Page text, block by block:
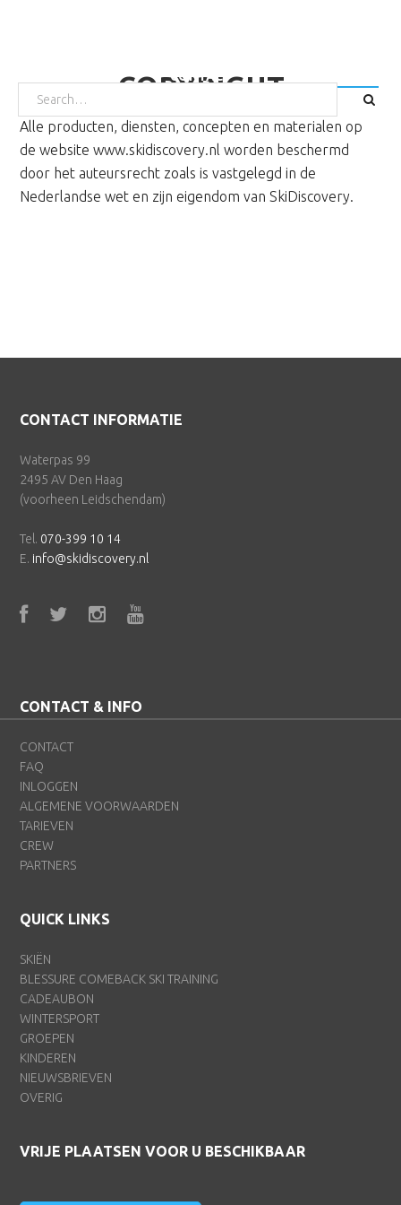
hoofd
inhoud
voettekst
CONTACT
SEARCH
FOR:
COPYRIGHT
Alle producten, diensten, concepten en materialen op
de website www.skidiscovery.nl worden beschermd
door het auteursrecht zoals is vastgelegd in de
Nederlandse wet en zijn eigendom van SkiDiscovery.
Footer
CONTACT INFORMATIE
Waterpas 99
2495 AV Den Haag
(voorheen Leidschendam)
Tel. 070-399 10 14
E. info@skidiscovery.nl
CONTACT & INFO
CONTACT
FAQ
INLOGGEN
ALGEMENE VOORWAARDEN
TARIEVEN
CREW
PARTNERS
QUICK LINKS
SKIËN
BLESSURE COMEBACK SKI TRAINING
CADEAUBON
WINTERSPORT
GROEPEN
KINDEREN
NIEUWSBRIEVEN
OVERIG
VRIJE PLAATSEN VOOR U BESCHIKBAAR